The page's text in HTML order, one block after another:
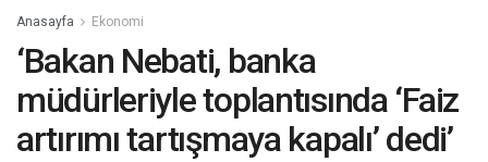
Anasayfa Ekonomi
‘Bakan Nebati, banka
müdürleriyle toplantısında ‘Faiz
artırımı tartışmaya kapalı’ dedi’